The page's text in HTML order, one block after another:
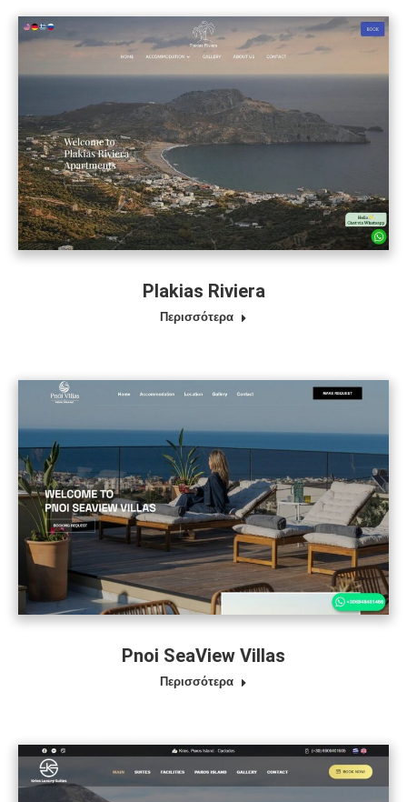
Plakias Riviera
Περισσότερα
Pnoi SeaView Villas
Περισσότερα